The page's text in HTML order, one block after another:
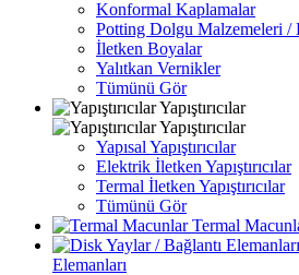
Konformal Kaplamalar
Potting Dolgu Malzemeleri /
İletken Boyalar
Yalıtkan Vernikler
Tümünü Gör
Yapıştırıcılar
Yapıştırıcılar
Yapısal Yapıştırıcılar
Elektrik İletken Yapıştırıcılar
Termal İletken Yapıştırıcılar
Tümünü Gör
Termal
Elemanları